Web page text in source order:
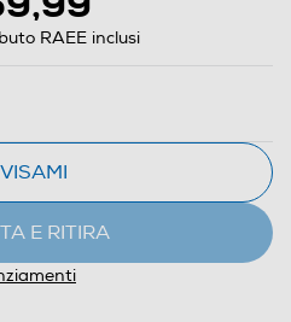
RAEE inclusi
E RITIRA